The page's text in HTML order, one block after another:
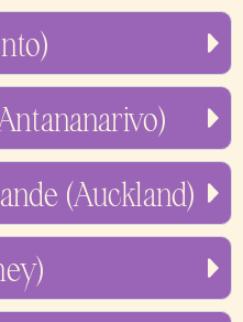
(Auckland)